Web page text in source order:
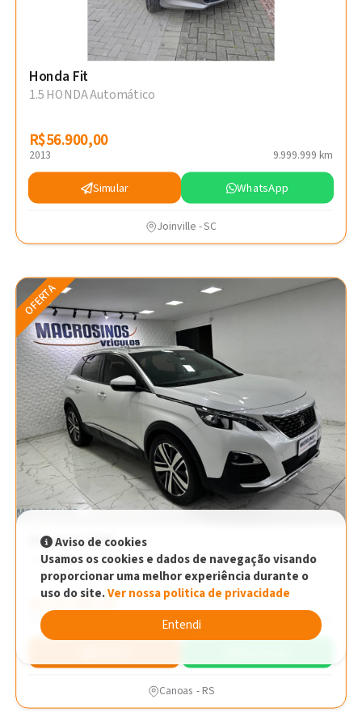
Honda Fit
1.5 HONDA Automático
R$56.900,00
R$56.900,00
2013 9.999.999 km
Simular WhatsApp
Joinville - SC
OFERTA
Peugeot 3008
Griffe 1.6 Turbo Aut. Teto solar Automático
R$104.990,00
R$104.990,00
2018 93.450 km
Canoas - RS
Aviso de cookies
Usamos os cookies e dados de navegação visando
proporcionar uma melhor experiência durante o
uso do site.Ver nossa politica de privacidade
Entendi